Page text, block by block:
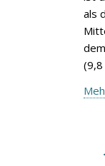
als
(9,8